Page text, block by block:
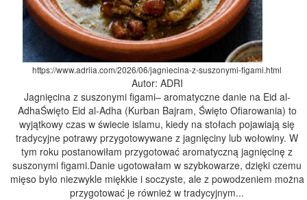
https://www.adriia.com/2026/06/jagniecina-z-suszonymi-figami.html
Autor: ADRI
Jagnięcina z suszonymi figami– aromatyczne danie na Eid al-
AdhaŚwięto Eid al-Adha (Kurban Bajram, Święto Ofiarowania) to
wyjątkowy czas w świecie islamu, kiedy na stołach pojawiają się
tradycyjne potrawy przygotowywane z jagnięciny lub wołowiny. W
tym roku postanowiłam przygotować aromatyczną jagnięcinę z
suszonymi figami.Danie ugotowałam w szybkowarze, dzięki czemu
mięso było niezwykle miękkie i soczyste, ale z powodzeniem można
przygotować je również w tradycyjnym...